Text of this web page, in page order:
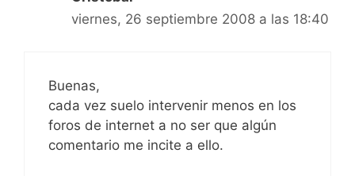
viernes, 26 septiembre 2008 a las 18:40
Buenas,
cada vez suelo intervenir menos en los
foros de internet a no ser que algún
comentario me incite a ello.